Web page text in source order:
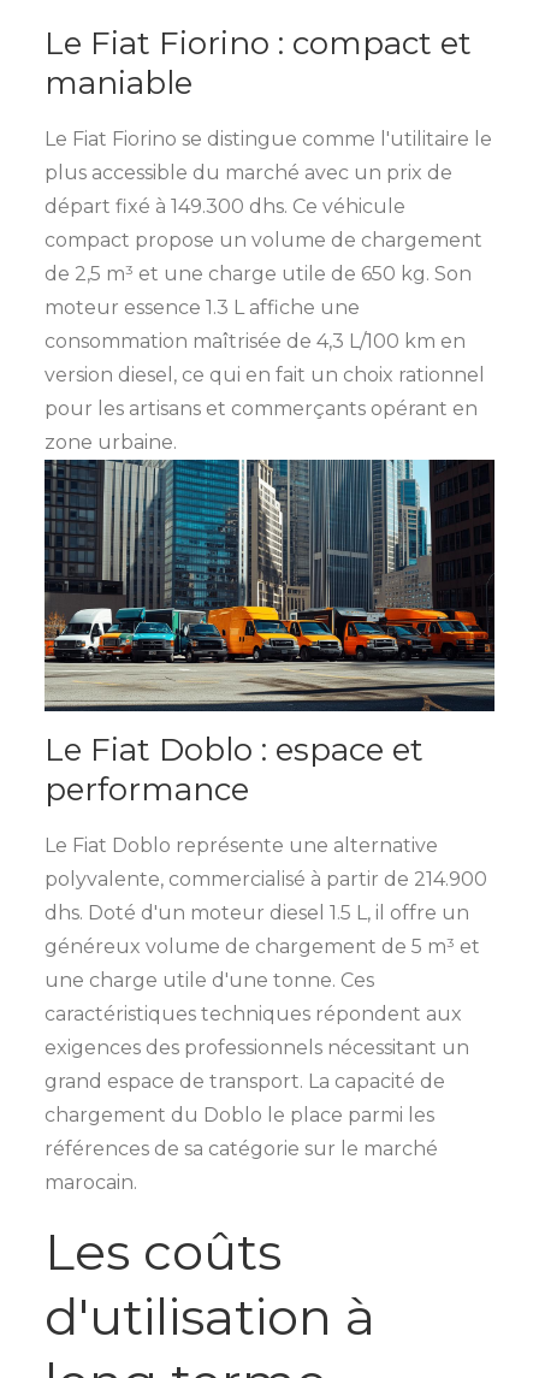
Le Fiat Fiorino : compact et
maniable
Le Fiat Fiorino se distingue comme l'utilitaire le
plus accessible du marché avec un prix de
départ fixé à 149.300 dhs. Ce véhicule
compact propose un volume de chargement
de 2,5 m³ et une charge utile de 650 kg. Son
moteur essence 1.3 L affiche une
consommation maîtrisée de 4,3 L/100 km en
version diesel, ce qui en fait un choix rationnel
pour les artisans et commerçants opérant en
zone urbaine.
Le Fiat Doblo : espace et
performance
Le Fiat Doblo représente une alternative
polyvalente, commercialisé à partir de 214.900
dhs. Doté d'un moteur diesel 1.5 L, il offre un
généreux volume de chargement de 5 m³ et
une charge utile d'une tonne. Ces
caractéristiques techniques répondent aux
exigences des professionnels nécessitant un
grand espace de transport. La capacité de
chargement du Doblo le place parmi les
références de sa catégorie sur le marché
marocain.
Les coûts
d'utilisation à